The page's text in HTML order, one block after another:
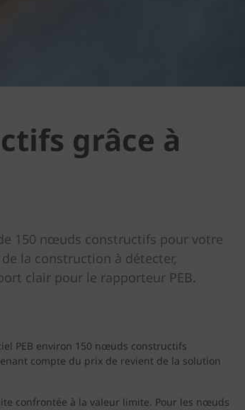
grâce à
150 nœuds constructifs pour votre
la construction à détecter,
clair pour le rapporteur PEB.
PEB environ 150 nœuds constructifs
compte du prix de revient de la solution
confrontée à la valeur limite. Pour les nœuds